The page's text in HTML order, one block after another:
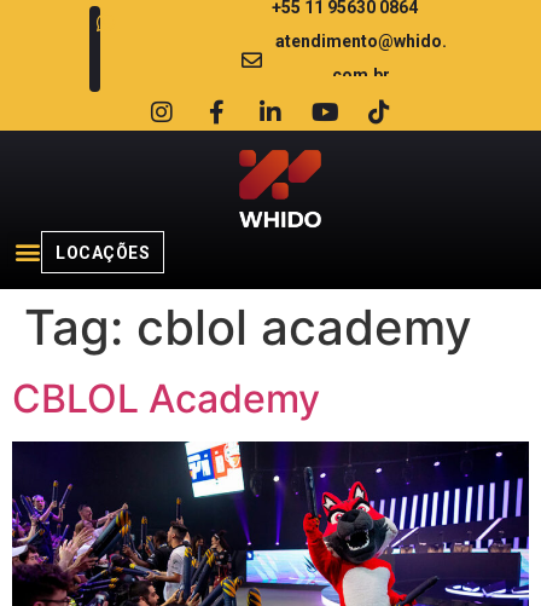
+55 11 95630 0864
atendimento@whido.
com.br
LOCAÇÕES
Tag: cblol academy
CBLOL Academy